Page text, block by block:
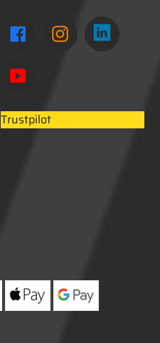
FACEBOOKINSTAGRAM
YOUTUBE
Trustpilot